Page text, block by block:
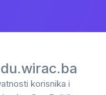
korisnika i